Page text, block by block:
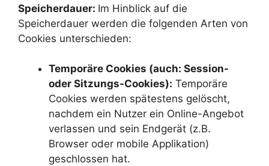
Speicherdauer: Im Hinblick auf die
Speicherdauer werden die folgenden Arten von
Cookies unterschieden:
Temporäre Cookies (auch: Session-
oder Sitzungs-Cookies): Temporäre
Cookies werden spätestens gelöscht,
nachdem ein Nutzer ein Online-Angebot
verlassen und sein Endgerät (z.B.
Browser oder mobile Applikation)
geschlossen hat.